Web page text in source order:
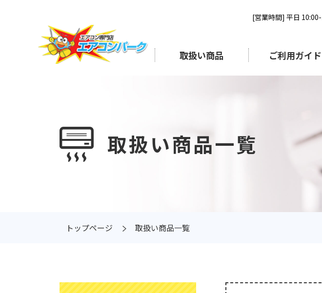
[営業時間] 平日
取扱い商品 ご利用ガイド
取扱い商品一覧
トップページ 取扱い商品一覧